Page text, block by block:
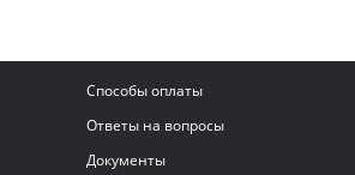
Способы оплаты
Ответы на вопросы
Документы